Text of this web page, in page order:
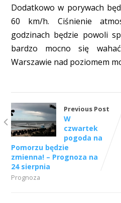
Dodatkowo w porywach
60 km/h. Ciśnienie
godzinach będzie powoli
bardzo mocno się
Warszawie nad poziomem
Previous Post
W
czwartek
pogoda na
Pomorzu będzie
zmienna! – Prognoza na
24 sierpnia
Prognoza